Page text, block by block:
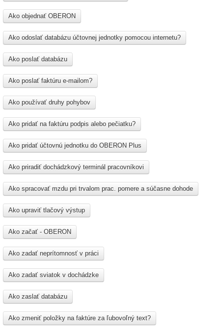
Ako objednať OBERON
Ako odoslať databázu účtovnej jednotky pomocou internetu?
Ako poslať databázu
Ako poslať faktúru e-mailom?
Ako používať druhy pohybov
Ako pridať na faktúru podpis alebo pečiatku?
Ako pridať účtovnú jednotku do OBERON Plus
Ako priradiť dochádzkový terminál pracovníkovi
Ako spracovať mzdu pri trvalom prac. pomere a súčasne dohode
Ako upraviť tlačový výstup
Ako začať - OBERON
Ako zadať neprítomnosť v práci
Ako zadať sviatok v dochádzke
Ako zaslať databázu
Ako zmeniť položky na faktúre za ľubovoľný text?